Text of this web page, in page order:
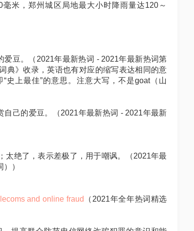
米，郑州城区局地最大小时降雨量达120～
爱豆。（2021年最新热词 - 2021年最新热词第
典》收录，英语也有对应的缩写表达相同的意
史上最佳”的意思。注意大写，不是goat（山
自己的爱豆。（2021年最新热词 - 2021年最新
太绝了，表示差极了，用于嘲讽。（2021年最
）
and online fraud （2021年全年热词精选